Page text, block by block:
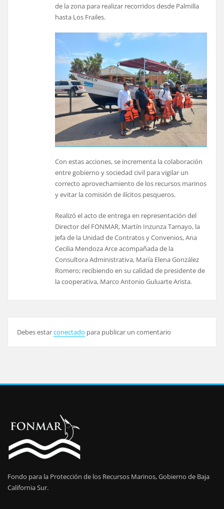
de la zona para realizar recorridos desde Palmilla
hasta Los Frailes.
Con estas acciones, se incrementa la colaboración
entre gobierno y sociedad civil para vigilar un
correcto aprovechamiento de los recursos marinos
y evitar la comisión de ilícitos pesqueros.
Realizó el acto de entrega en representación del
Director del FONMAR, Martín Inzunza Tamayo, la
Jefa de la Unidad de Contratos y Convenios, Ana
Cecilia Mendoza Arce acompañada de la
Consultora Administrativa, María Elena González
Romero; recibiendo en su calidad de presidente de
la cooperativa, Marco Antonio Guluarte Arista.
Debes estarconectado para publicar un comentario
Fondo para la Protección de los Recursos Marinos, Gobierno de Baja
California Sur.